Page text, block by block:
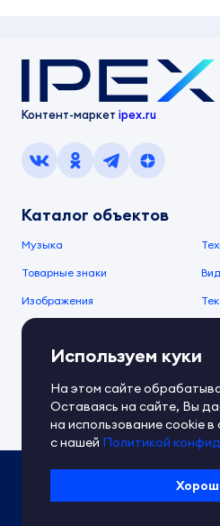
Контент-маркет ipex.ru
Каталог объектов
Музыка
Товарные знаки
Изображения
О компании
О сервисе
Документы IPEX
Контакты
Политика IPEX по обработке ПД
Условия использования платформы
Используем куки
На этом сайте
Оставаясь на сайте, Вы
на использование cookie в
с нашей Политикой